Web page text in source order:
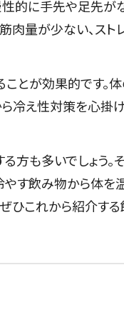
性的に手先や足先が
肉量が少ない、スト
とが効果的です。
ら冷え性対策を心掛
方も多いでしょう。
やす飲み物から体を
ひこれから紹介す